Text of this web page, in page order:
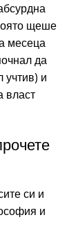
щеше
месеца
да
учтив) и
власт
си и
и